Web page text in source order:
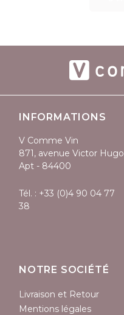
INFORMATIONS
V Comme Vin
871, avenue Victor Hugo
Apt - 84400
Tél. : +33 (0)4 90 04 77
38
NOTRE SOCIÉTÉ
Livraison et Retour
Mentions légales